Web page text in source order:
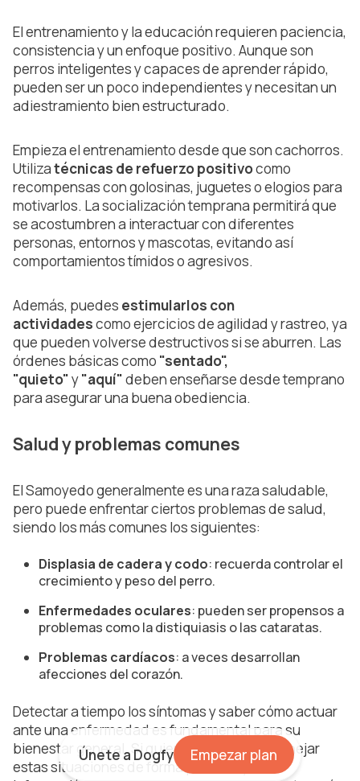
El entrenamiento y la educación requieren paciencia,
consistencia y un enfoque positivo. Aunque son
perros inteligentes y capaces de aprender rápido,
pueden ser un poco independientes y necesitan un
adiestramiento bien estructurado.
Empieza el entrenamiento desde que son cachorros.
Utilizatécnicas de refuerzo positivocomo
recompensas con golosinas, juguetes o elogios para
motivarlos. La socialización temprana permitirá que
se acostumbren a interactuar con diferentes
personas, entornos y mascotas, evitando así
comportamientos tímidos o agresivos.
Además, puedes estimularlos con
actividadescomo ejercicios de agilidad y rastreo, ya
que pueden volverse destructivos si se aburren. Las
órdenes básicas como "sentado",
"quieto"y"aquí"deben enseñarse desde temprano
para asegurar una buena obediencia.
Salud y problemas comunes
El Samoyedo generalmente es una raza saludable,
pero puede enfrentar ciertos problemas de salud,
siendo los más comunes los siguientes:
Displasia de cadera y codo: recuerda controlar el
crecimiento y peso del perro.
Enfermedades oculares: pueden ser propensos a
problemas como la distiquiasis o las cataratas.
Problemas cardíacos: a veces desarrollan
afecciones del corazón.
Detectar a tiempo los síntomas y saber cómo actuar
ante una enfermedad es fundamental para su
bienestar general. Si quieres aprender a manejar
estas situaciones de forma práctica y con
Únete a Dogfy Empezar plan